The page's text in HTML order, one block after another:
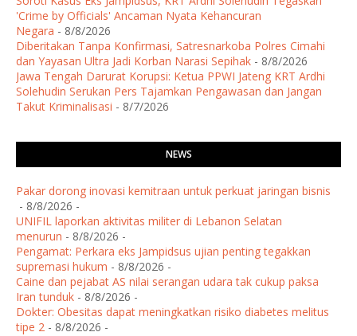
'Crime by Officials' Ancaman Nyata Kehancuran
Negara - 8/8/2026
Diberitakan Tanpa Konfirmasi, Satresnarkoba Polres Cimahi
dan Yayasan Ultra Jadi Korban Narasi Sepihak - 8/8/2026
​Jawa Tengah Darurat Korupsi: Ketua PPWI Jateng KRT Ardhi
Solehudin Serukan Pers Tajamkan Pengawasan dan Jangan
Takut Kriminalisasi - 8/7/2026
NEWS
Pakar dorong inovasi kemitraan untuk perkuat jaringan bisnis
- 8/8/2026 -
UNIFIL laporkan aktivitas militer di Lebanon Selatan
menurun - 8/8/2026 -
Pengamat: Perkara eks Jampidsus ujian penting tegakkan
supremasi hukum - 8/8/2026 -
Caine dan pejabat AS nilai serangan udara tak cukup paksa
Iran tunduk - 8/8/2026 -
Dokter: Obesitas dapat meningkatkan risiko diabetes melitus
tipe 2 - 8/8/2026 -